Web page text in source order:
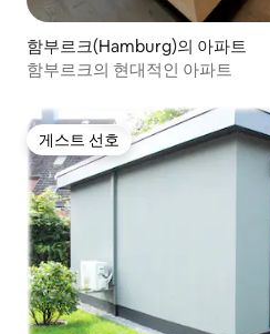
함부르크(Hamburg)의 아파트
함부르크의 현대적인 아파트
게스트 선호
게스트 선호